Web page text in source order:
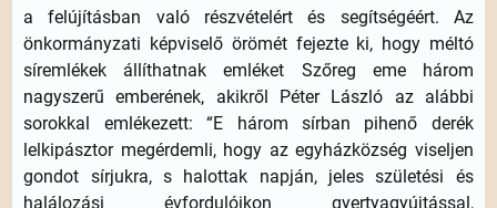
a felújításban való részvételért és segítségéért. Az
önkormányzati képviselő örömét fejezte ki, hogy méltó
síremlékek állíthatnak emléket Szőreg eme három
nagyszerű emberének, akikről Péter László az alábbi
sorokkal emlékezett: “E három sírban pihenő derék
lelkipásztor megérdemli, hogy az egyházközség viseljen
gondot sírjukra, s halottak napján, jeles születési és
halálozási évfordulóikon gyertyagyújtással,